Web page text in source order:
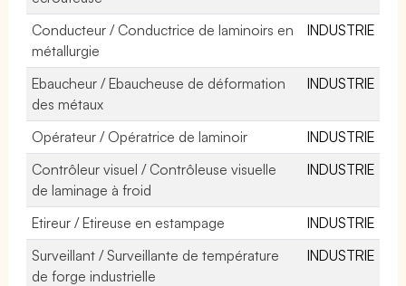
Conducteur / Conductrice de laminoirs en
métallurgie
INDUSTRIE
Ebaucheur / Ebaucheuse de déformation
des métaux
INDUSTRIE
Opérateur / Opératrice de laminoir
INDUSTRIE
Contrôleur visuel / Contrôleuse visuelle
de laminage à froid
INDUSTRIE
Etireur / Etireuse en estampage
INDUSTRIE
Surveillant / Surveillante de température
de forge industrielle
INDUSTRIE